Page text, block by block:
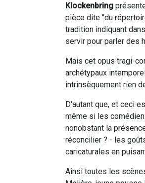
Klockenbring
pièce dite "du
tradition indiquant
servir pour parler des
Mais cet opus tragi-
archétypaux
intrinsèquement rien
D'autant que, et ceci
même si les
nonobstant la
réconcilier ? - les
caricaturales en
Ainsi toutes les